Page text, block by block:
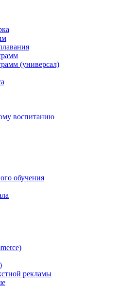
(универсал)
воспитанию
обучения
рекламы